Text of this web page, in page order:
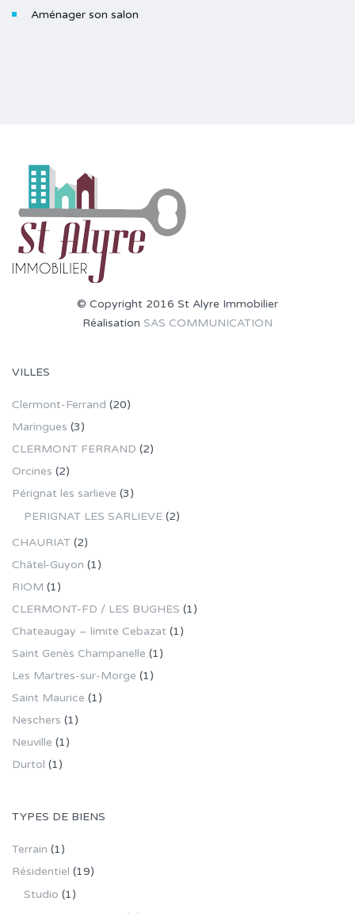
Aménager son salon
© Copyright 2016 St Alyre Immobilier
Réalisation SAS COMMUNICATION
VILLES
Clermont-Ferrand (20)
Maringues (3)
CLERMONT FERRAND (2)
Orcines (2)
Pérignat les sarlieve (3)
PERIGNAT LES SARLIEVE (2)
CHAURIAT (2)
Châtel-Guyon (1)
RIOM (1)
CLERMONT-FD / LES BUGHES (1)
Chateaugay – limite Cebazat (1)
Saint Genès Champanelle (1)
Les Martres-sur-Morge (1)
Saint Maurice (1)
Neschers (1)
Neuville (1)
Durtol (1)
TYPES DE BIENS
Terrain (1)
Résidentiel (19)
Studio (1)